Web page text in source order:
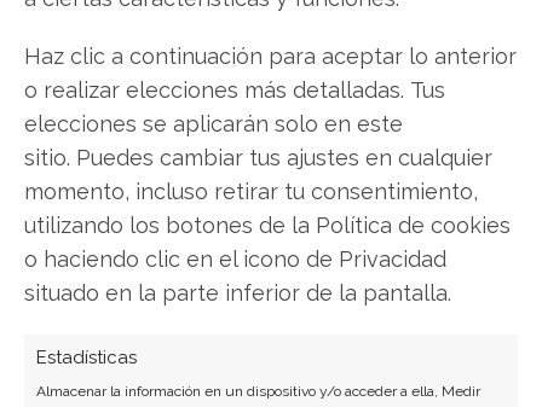
Haz clic a continuación para aceptar lo anterior
o realizar elecciones más detalladas. Tus
elecciones se aplicarán solo en este
sitio. Puedes cambiar tus ajustes en cualquier
momento, incluso retirar tu consentimiento,
utilizando los botones de la Política de cookies
o haciendo clic en el icono de Privacidad
situado en la parte inferior de la pantalla.
Estadísticas
Almacenar la información en un dispositivo y/o acceder a ella, Medir
su propia fiebre del oro
Estimados lectores, Si hay una fecha en el
calendario que los supersticiosos prefieren evitar,
es la de hoy. Sin embargo, para los inversores en
tecnología, la mala suerte no esperó al calendario:
se adelantó un día. Las pantallas de Wall Street se
tiñeron de un rojo intenso durante la jornada…